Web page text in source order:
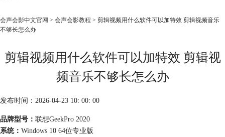
会声会影中文官网 > 会声会影教程 > 剪辑视频用什么软件可以加特效 剪辑视频音乐
不够长怎么办
剪辑视频用什么软件可以加特效 剪辑视
频音乐不够长怎么办
发布时间：2026-04-23 10: 00: 00
品牌型号： 联想GeekPro 2020
系统： Windows 10 64位专业版